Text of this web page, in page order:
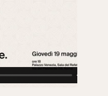
ed eventi